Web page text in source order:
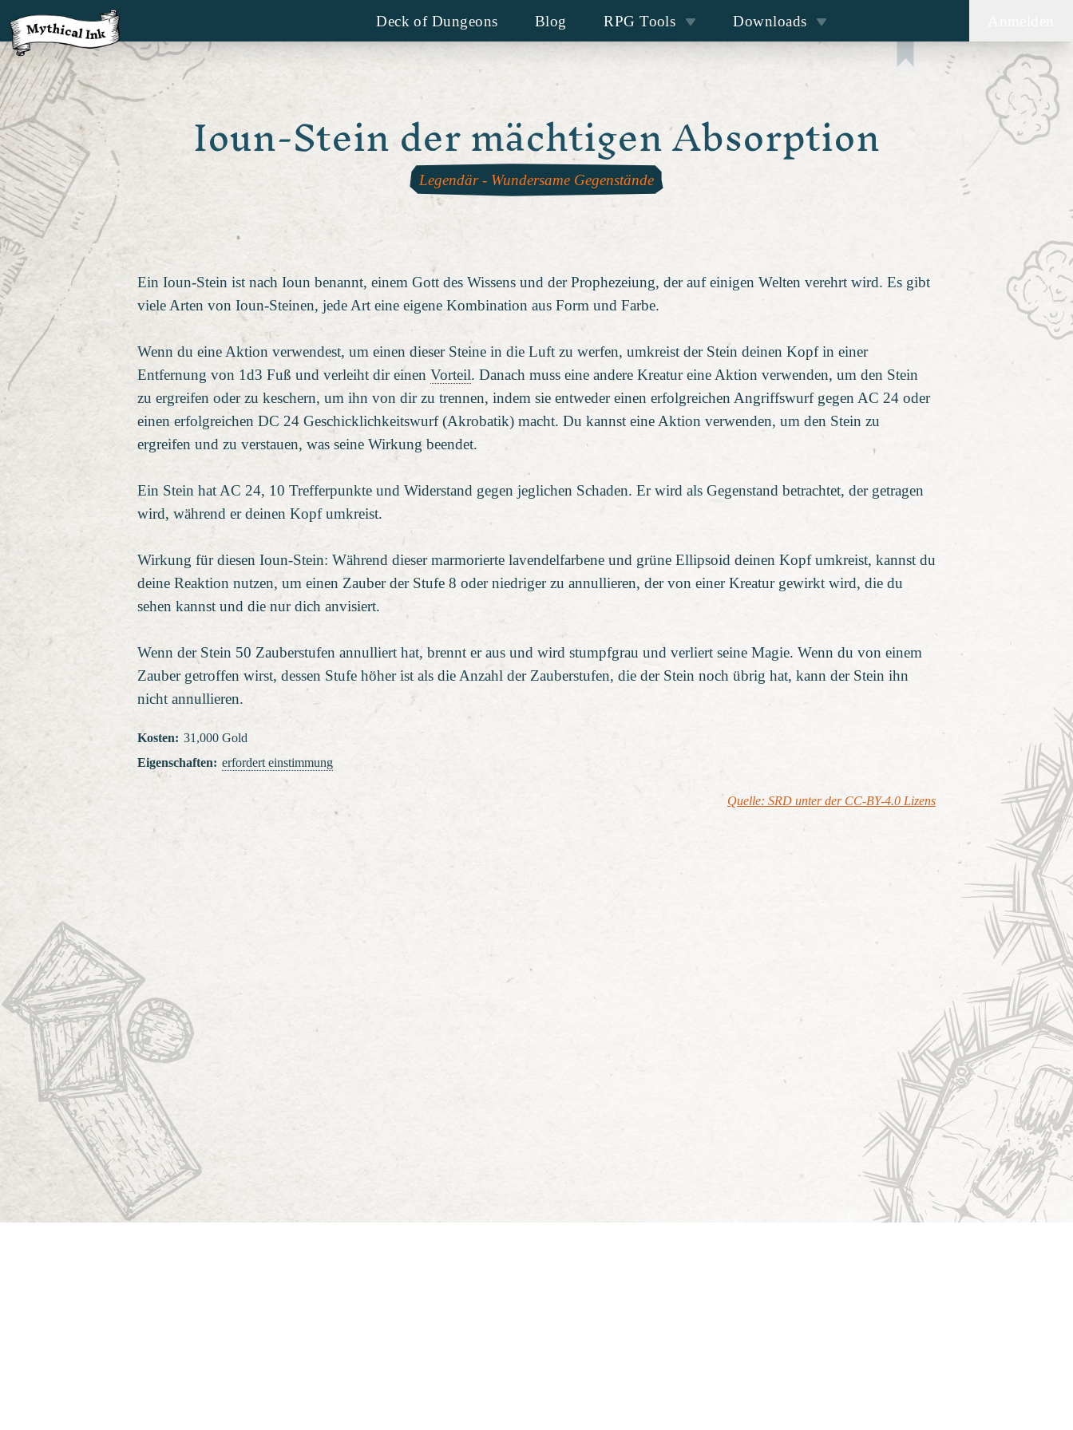
Deck of Dungeons Blog RPG Tools Downloads
Ioun-Stein der mächtigen Absorption
Legendär- Wundersame Gegenstände
Ein Ioun-Stein ist nach Ioun benannt, einem Gott des Wissens und der Prophezeiung, der auf einigen Welten verehrt wird. Es gibt
viele Arten von Ioun-Steinen, jede Art eine eigene Kombination aus Form und Farbe.
Wenn du eine Aktion verwendest, um einen dieser Steine in die Luft zu werfen, umkreist der Stein deinen Kopf in einer
Entfernung von 1d3 Fuß und verleiht dir einen Vorteil. Danach muss eine andere Kreatur eine Aktion verwenden, um den Stein
zu ergreifen oder zu keschern, um ihn von dir zu trennen, indem sie entweder einen erfolgreichen Angriffswurf gegen AC 24 oder
einen erfolgreichen DC 24 Geschicklichkeitswurf (Akrobatik) macht. Du kannst eine Aktion verwenden, um den Stein zu
ergreifen und zu verstauen, was seine Wirkung beendet.
Ein Stein hat AC 24, 10 Trefferpunkte und Widerstand gegen jeglichen Schaden. Er wird als Gegenstand betrachtet, der getragen
wird, während er deinen Kopf umkreist.
Wirkung für diesen Ioun-Stein: Während dieser marmorierte lavendelfarbene und grüne Ellipsoid deinen Kopf umkreist, kannst du
deine Reaktion nutzen, um einen Zauber der Stufe 8 oder niedriger zu annullieren, der von einer Kreatur gewirkt wird, die du
sehen kannst und die nur dich anvisiert.
Wenn der Stein 50 Zauberstufen annulliert hat, brennt er aus und wird stumpfgrau und verliert seine Magie. Wenn du von einem
Zauber getroffen wirst, dessen Stufe höher ist als die Anzahl der Zauberstufen, die der Stein noch übrig hat, kann der Stein ihn
nicht annullieren.
Kosten: 31,000 Gold
Eigenschaften: erfordert einstimmung
Quelle: SRD unter der CC-BY-4.0 Lizens